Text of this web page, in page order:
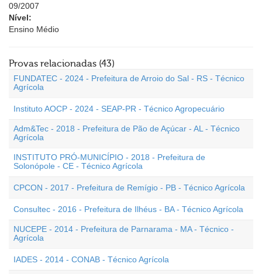
09/2007
Nível:
Ensino Médio
Provas relacionadas (43)
FUNDATEC - 2024 - Prefeitura de Arroio do Sal - RS - Técnico
Agrícola
Instituto AOCP - 2024 - SEAP-PR - Técnico Agropecuário
Adm&Tec - 2018 - Prefeitura de Pão de Açúcar - AL - Técnico
Agrícola
INSTITUTO PRÓ-MUNICÍPIO - 2018 - Prefeitura de
Solonópole - CE - Técnico Agrícola
CPCON - 2017 - Prefeitura de Remígio - PB - Técnico Agrícola
Consultec - 2016 - Prefeitura de Ilhéus - BA - Técnico Agrícola
NUCEPE - 2014 - Prefeitura de Parnarama - MA - Técnico -
Agrícola
IADES - 2014 - CONAB - Técnico Agrícola